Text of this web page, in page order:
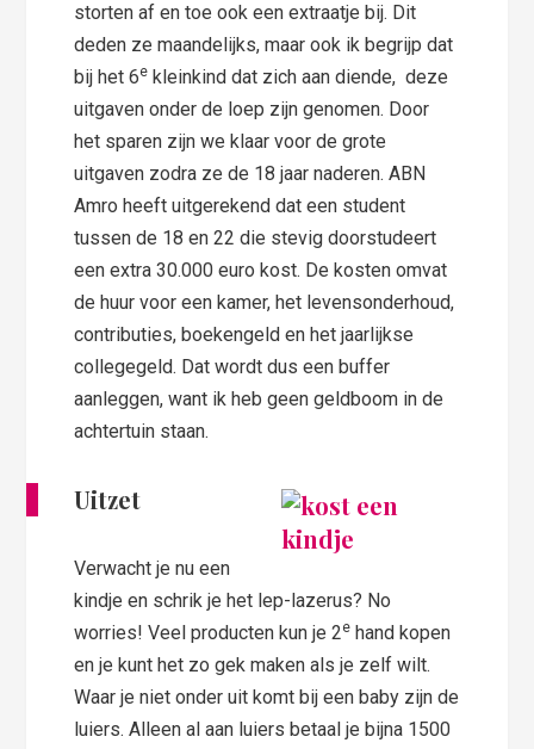
storten af en toe ook een extraatje bij. Dit
deden ze maandelijks, maar ook ik begrijp dat
bij het 6e kleinkind dat zich aan diende, deze
uitgaven onder de loep zijn genomen. Door
het sparen zijn we klaar voor de grote
uitgaven zodra ze de 18 jaar naderen. ABN
Amro heeft uitgerekend dat een student
tussen de 18 en 22 die stevig doorstudeert
een extra 30.000 euro kost. De kosten omvat
de huur voor een kamer, het levensonderhoud,
contributies, boekengeld en het jaarlijkse
collegegeld. Dat wordt dus een buffer
aanleggen, want ik heb geen geldboom in de
achtertuin staan.
Uitzet
Verwacht je nu een
kindje en schrik je het lep-lazerus? No
worries! Veel producten kun je 2e hand kopen
en je kunt het zo gek maken als je zelf wilt.
Waar je niet onder uit komt bij een baby zijn de
luiers. Alleen al aan luiers betaal je bijna 1500